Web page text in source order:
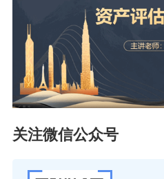
《相关知识·经济法部分
2026年资产评估师考试教
教材的下发意味着各位
正式拉开帷幕了。网校已
化内容进行了整理，我们
关注微信公众号